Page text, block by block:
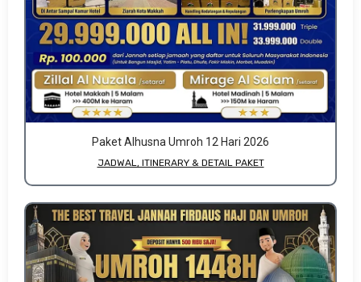
Paket Alhusna Umroh 12 Hari 2026
JADWAL, ITINERARY & DETAIL PAKET